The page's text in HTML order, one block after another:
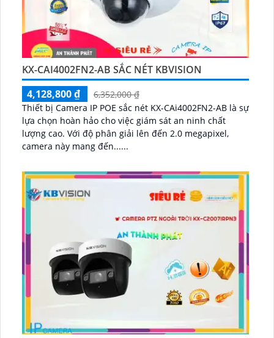
KX-CAI4002FN2-AB SẮC NÉT KBVISION
4,128,800 ₫
6,352,000 ₫
Thiết bị Camera IP POE sắc nét KX-CAi4002FN2-AB là sự
lựa chọn hoàn hảo cho việc giám sát an ninh chất
lượng cao. Với độ phân giải lên đến 2.0 megapixel,
camera này mang đến......